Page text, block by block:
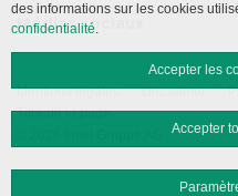
Médias sociaux
Mentions légales Disclaimer
Titre de la page
des informations sur les cookies
confidentialité.
Accepter les
Accepter